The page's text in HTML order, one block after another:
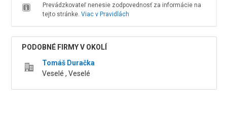
Prevádzkovateľ nenesie zodpovednosť za informácie na
tejto stránke. Viac v Pravidlách
PODOBNÉ FIRMY V OKOLÍ
Tomáš Duračka
Veselé , Veselé